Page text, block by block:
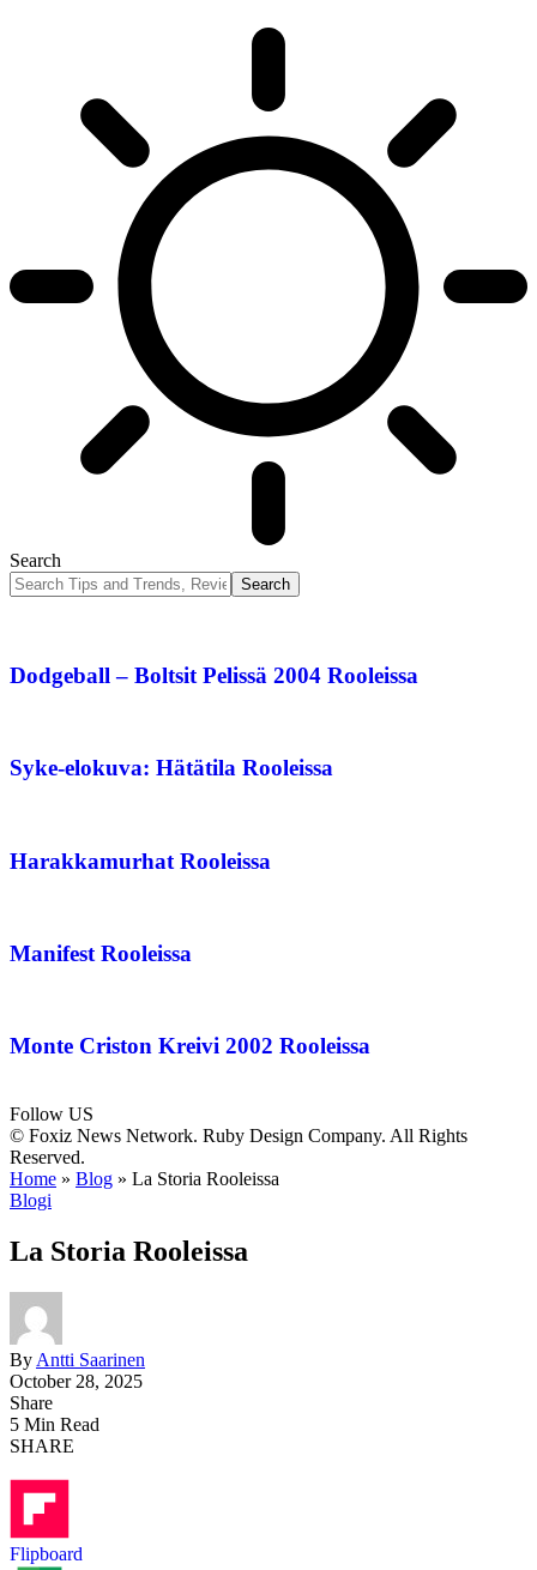
Search
Dodgeball – Boltsit Pelissä 2004 Rooleissa
Syke-elokuva: Hätätila Rooleissa
Harakkamurhat Rooleissa
Manifest Rooleissa
Monte Criston Kreivi 2002 Rooleissa
Follow US
© Foxiz News Network. Ruby Design Company. All Rights
Reserved.
Home » Blog » La Storia Rooleissa
Blogi
La Storia Rooleissa
By Antti Saarinen
October 28, 2025
Share
5 Min Read
SHARE
Flipboard